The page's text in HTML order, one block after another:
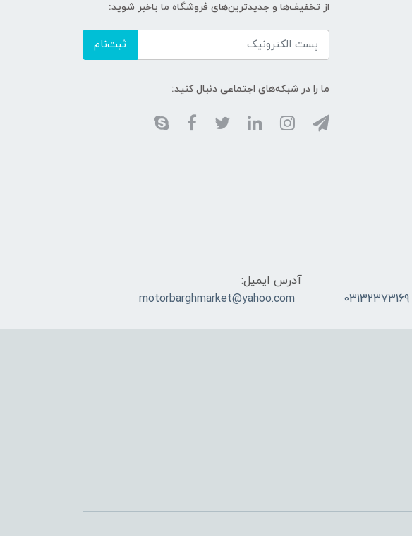
از تخفیف‌ها و جدیدترین‌های فروشگاه ما باخبر شوید:
ثبت‌نام
ما را در شبکه‌های اجتماعی دنبال کنید:
آدرس ایمیل:
motorbarghmarket@yahoo.com